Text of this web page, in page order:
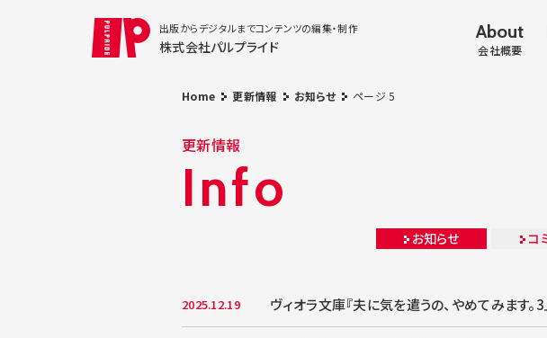
出版からデジタルまでコンテンツの編集・制作
株式会社パルプライド
About
会社概要
Home 更新情報 お知らせ ページ 5
更新情報
Info
お知らせ コ
2025.12.19 ヴィオラ文庫『夫に気を遣うの、やめてみます